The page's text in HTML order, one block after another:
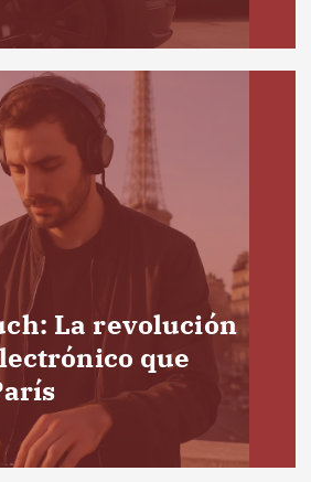
La revolución
que